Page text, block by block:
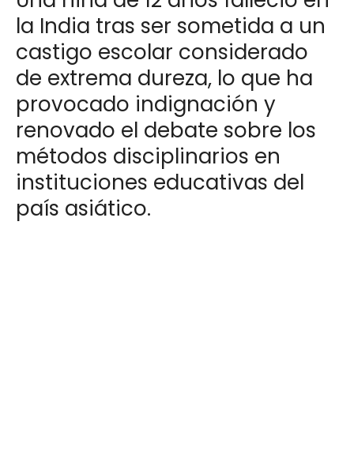
la India tras ser sometida a un
castigo escolar considerado
de extrema dureza, lo que ha
provocado indignación y
renovado el debate sobre los
métodos disciplinarios en
instituciones educativas del
país asiático.